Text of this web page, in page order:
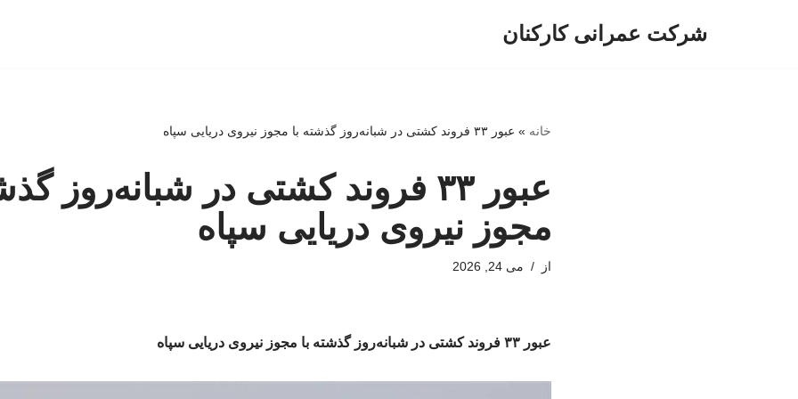
شرکت عمرانی کارکنان
خانه » عبور ۳۳ فروند کشتی در شبانه‌روز گذشته با مجوز نیروی دریایی سپاه
عبور ۳۳ فروند کشتی در شبانه‌روز
مجوز نیروی دریایی سپاه
از می 24, 2026
عبور ۳۳ فروند کشتی در شبانه‌روز گذشته با مجوز نیروی دریایی سپاه